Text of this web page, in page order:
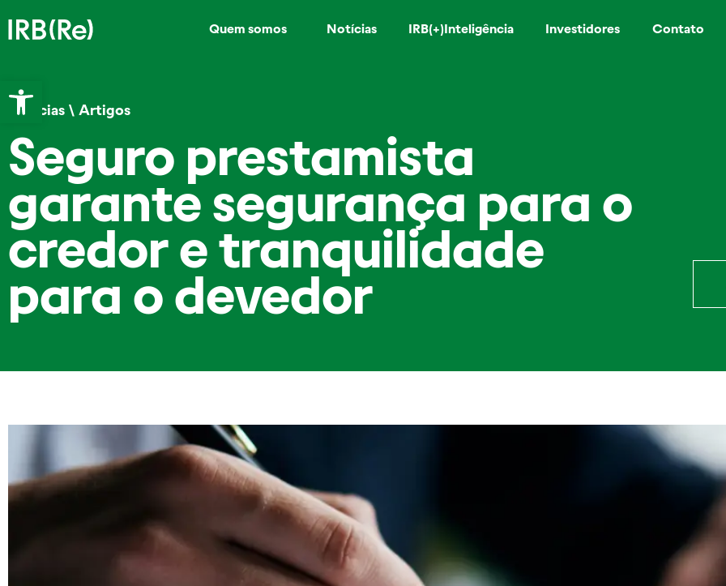
Abrir a barra de ferramentas
Quem somos Notícias IRB(+)Inteligência Investidores Contato
Notícias \ Artigos
Seguro prestamista
garante segurança para o
credor e tranquilidade
para o devedor